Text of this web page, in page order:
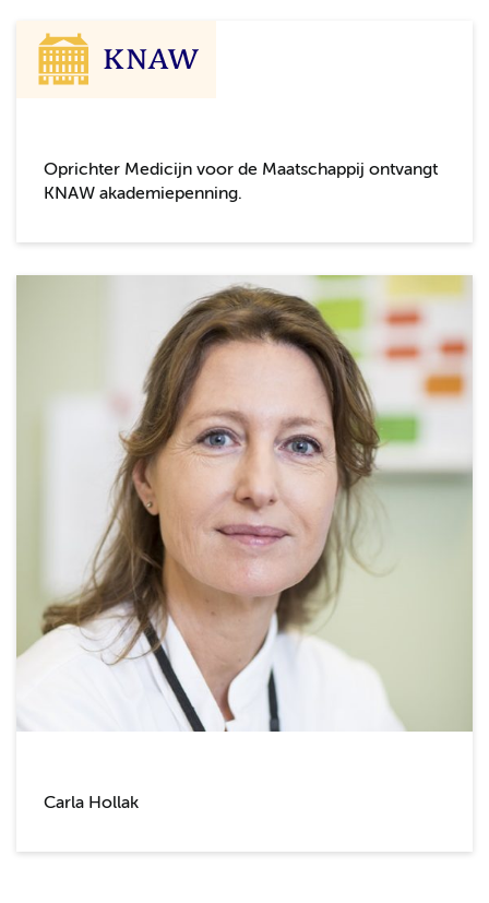
Oprichter Medicijn voor de Maatschappij ontvangt
KNAW akademiepenning.
Carla Hollak